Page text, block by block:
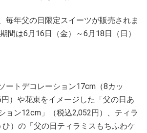
毎年父の日限定スイーツが販売されま
間は6月16日（金）～6月18日（日）
ートデコレーション17cm（8カッ
円）や花束をイメージした「父の日あ
ョン12cm」（税込2,052円）、ティラ
ひ）の「父の日ティラミスもちふわケ